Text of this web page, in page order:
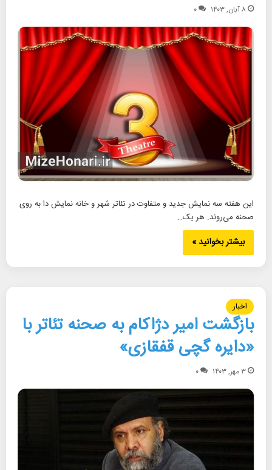
۸ آبان, ۱۴۰۳ ۰
این هفته سه نمایش جدید و متفاوت در تئاتر شهر و خانه نمایش دا به روی
صحنه می‌روند. هر یک…
بیشتر بخوانید »
اخبار
بازگشت امیر دژاکام به صحنه تئاتر با
«دایره گچی قفقازی»
۳ مهر, ۱۴۰۳ ۰